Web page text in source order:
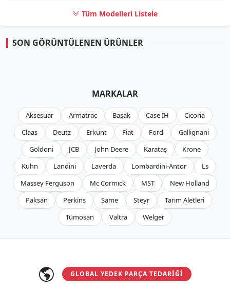
Tüm Modelleri Listele
SON GÖRÜNTÜLENEN ÜRÜNLER
MARKALAR
Aksesuar Armatrac Başak Case IH
Cicoria
Claas
Deutz Erkunt Fiat Ford
Gallignani
Goldoni
JCB John Deere Karataş
Krone
Kuhn
Landini Laverda Lombardini-Antor
Ls
Massey Ferguson
Mc Cormıck MST
New Holland
Paksan
Perkins Same Steyr
Tarım Aletleri
Tümosan
Valtra Welger
GLOBAL YEDEK PARÇA TEDARIĞI